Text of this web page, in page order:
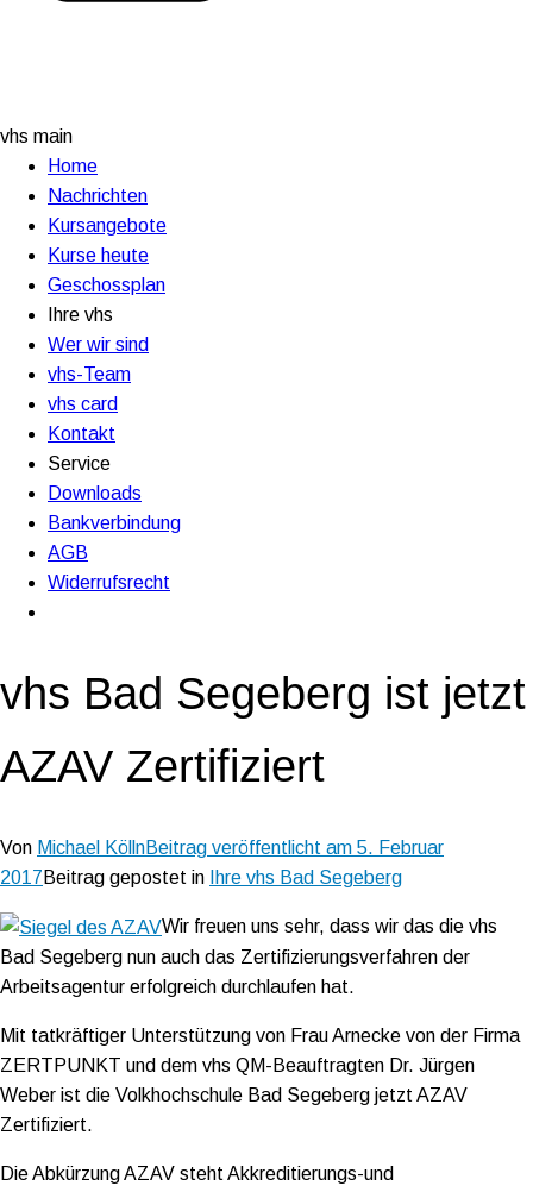
vhs main
Home
Nachrichten
Kursangebote
Kurse heute
Geschossplan
Ihre vhs
Wer wir sind
vhs-Team
vhs card
Kontakt
Service
Downloads
Bankverbindung
AGB
Widerrufsrecht
vhs Bad Segeberg ist jetzt
AZAV Zertifiziert
Von Michael KöllnBeitrag veröffentlicht am 5. Februar
2017 Beitrag gepostet in Ihre vhs Bad Segeberg
Wir freuen uns sehr, dass wir das die vhs
Bad Segeberg nun auch das Zertifizierungsverfahren der
Arbeitsagentur erfolgreich durchlaufen hat.
Mit tatkräftiger Unterstützung von Frau Arnecke von der Firma
ZERTPUNKT und dem vhs QM-Beauftragten Dr. Jürgen
Weber ist die Volkhochschule Bad Segeberg jetzt AZAV
Zertifiziert.
Die Abkürzung AZAV steht Akkreditierungs-und